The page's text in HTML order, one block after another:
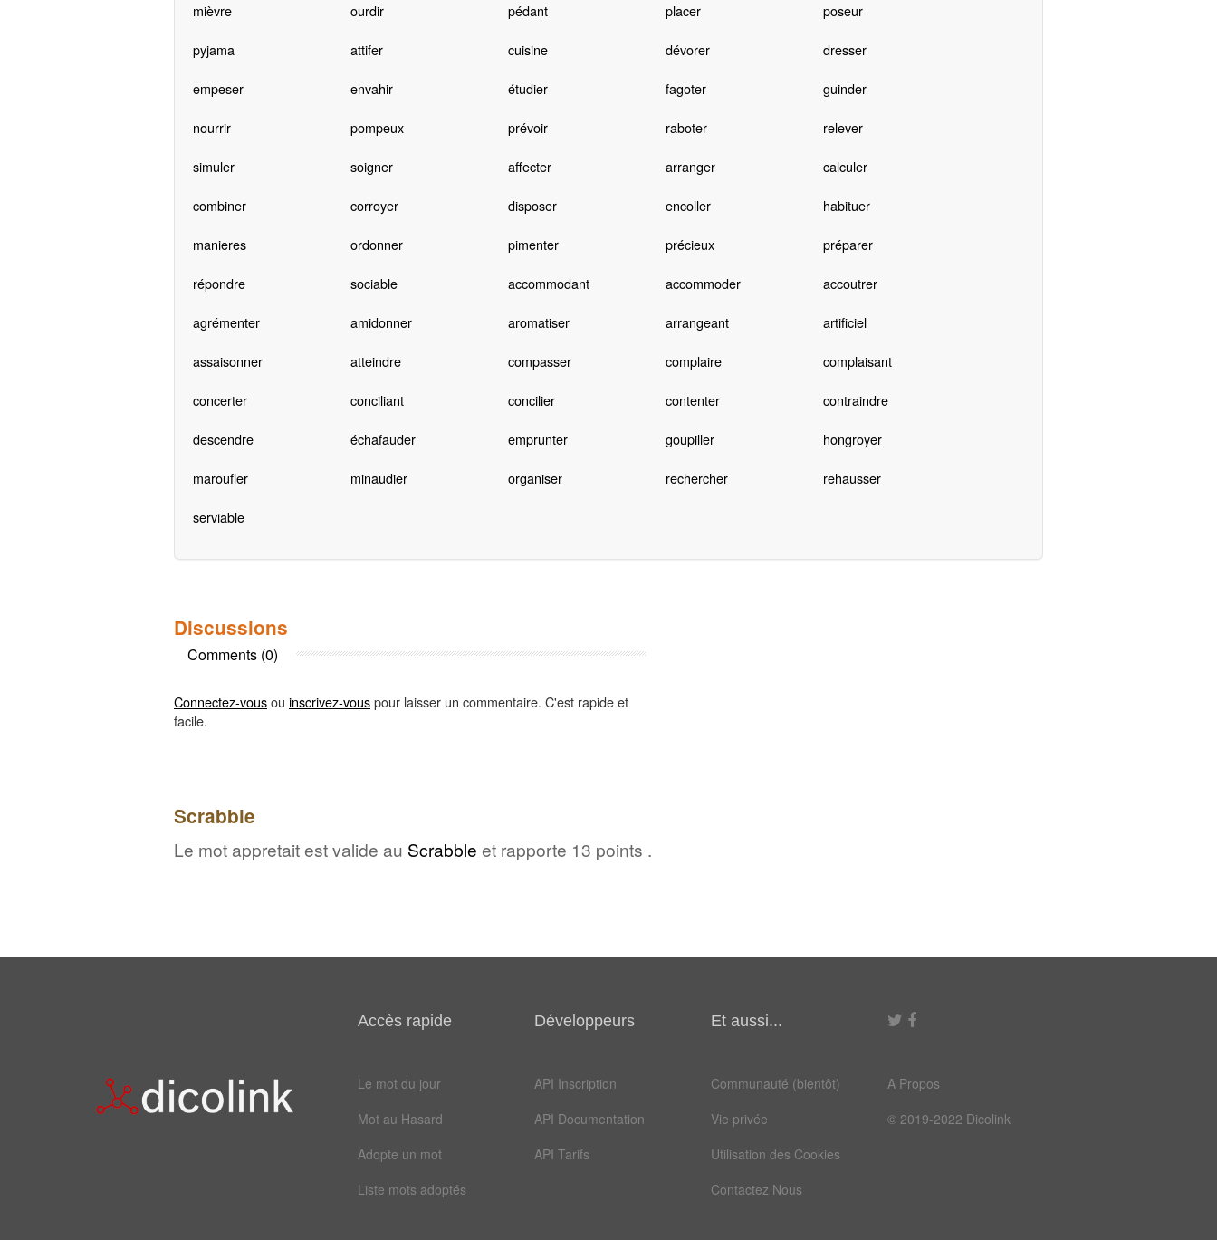
mièvre ourdir pédant placer poseur
pyjama attifer cuisine dévorer dresser
empeser envahir étudier fagoter guinder
nourrir pompeux prévoir raboter relever
simuler soigner affecter arranger calculer
combiner corroyer disposer encoller habituer
manieres ordonner pimenter précieux préparer
répondre sociable accommodant accommoder accoutrer
agrémenter amidonner aromatiser arrangeant artificiel
assaisonner atteindre compasser complaire complaisant
concerter conciliant concilier contenter contraindre
descendre échafauder emprunter goupiller hongroyer
maroufler minaudier organiser rechercher rehausser
serviable
Discussions
Comments (0)
Connectez-vousou inscrivez-vouspour laisser un commentaire. C'est rapide et
facile.
Scrabble
Le mot appretait est valide au Scrabble et rapporte 13 points .
Accès rapide
Le mot du jour
Mot au Hasard
Adopte un mot
Liste mots adoptés
Développeurs
API Inscription
API Documentation
API Tarifs
Et aussi...
Communauté (bientôt)
Vie privée
Utilisation des Cookies
Contactez Nous
A Propos
© 2019-2022 Dicolink